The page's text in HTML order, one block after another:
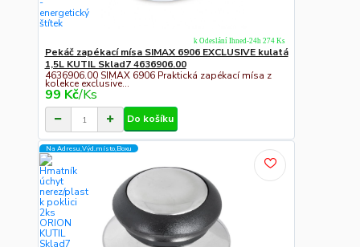
Pekáč zapékací mísa SIMAX 6906 EXCLUSIVE kulatá
1,5L KUTIL Sklad7 4636906.00
4636906.00 SIMAX 6906 Praktická zapékací mísa z
kolekce exclusive...
99 Kč/Ks
k Odeslání Ihned-24h 274 Ks
Do košíku
Na Adresu,Výd.místo,Boxu